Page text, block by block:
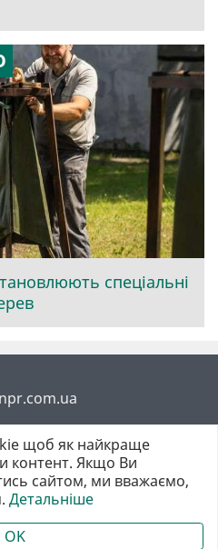
спеціальні
порадниця
частковому використанні
у першому абзаці.
щоб як найкраще
контент. Якщо Ви
сайтом, ми вважаємо,
Детальніше
OK